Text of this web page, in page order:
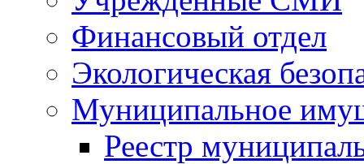
Финансовый отдел
Экологическая
Муниципальное
Реестр